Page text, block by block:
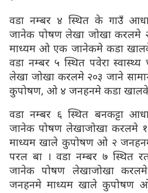
वडा नम्बर ४ स्थित के गाउँ
जानेक पोषण लेखा जोखा करलमे
माध्यम ओ एक जानेकमे कडा
वडा नम्बर ५ स्थित पवेरा
लेखा जोखा करलमे २०३ जाने
कुपोषण, ओ ४ जनहनमे कडा
वडा नम्बर ६ स्थित बनकट्टा
जानेक पोषण लेखाजोखा करलमे
माध्यम खाले कुपोषण ओ २
परल बा । वडा नम्बर ७ स्थित
जानेक पोषण लेखाजोखा
जनहनमे माध्यम खाले कुपोषण